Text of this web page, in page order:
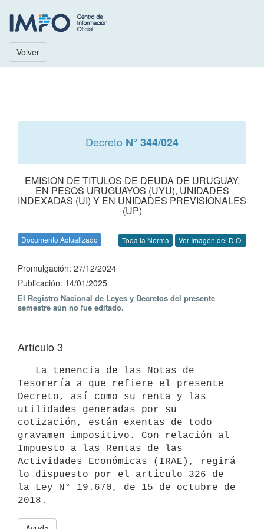
Volver
Decreto N° 344/024
EMISION DE TITULOS DE DEUDA DE URUGUAY,
EN PESOS URUGUAYOS (UYU), UNIDADES
INDEXADAS (UI) Y EN UNIDADES PREVISIONALES
(UP)
Documento Actualizado Toda la Norma Ver Imagen del D.O.
Promulgación: 27/12/2024
Publicación: 14/01/2025
El Registro Nacional de Leyes y Decretos del presente
semestre aún no fue editado.
Artículo 3
Tesorería a que refiere el presente
Decreto, así como su renta y las
utilidades generadas por su
cotización, están exentas de todo
gravamen impositivo. Con relación al
Impuesto a las Rentas de las
Actividades Económicas (IRAE), regirá
lo dispuesto por el artículo 326 de
la Ley N° 19.670, de 15 de octubre de